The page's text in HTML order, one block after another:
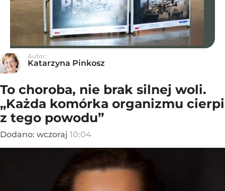
Autor:
Katarzyna Pinkosz
To choroba, nie brak silnej woli.
„Każda komórka organizmu cierpi
z tego powodu”
Dodano: wczoraj 10:04